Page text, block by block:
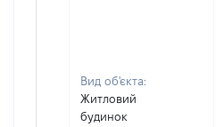
Вид об'єкта:
Житловий
будинок